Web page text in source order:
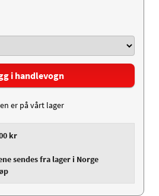
i handlevogn
er på vårt lager
kr
sendes fra lager i Norge